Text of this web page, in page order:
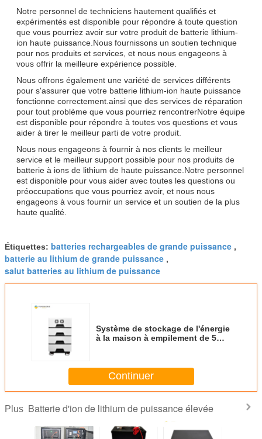
Notre personnel de techniciens hautement qualifiés et
expérimentés est disponible pour répondre à toute question
que vous pourriez avoir sur votre produit de batterie lithium-
ion haute puissance.Nous fournissons un soutien technique
pour nos produits et services, et nous nous engageons à
vous offrir la meilleure expérience possible.
Nous offrons également une variété de services différents
pour s'assurer que votre batterie lithium-ion haute puissance
fonctionne correctement.ainsi que des services de réparation
pour tout problème que vous pourriez rencontrerNotre équipe
est disponible pour répondre à toutes vos questions et vous
aider à tirer le meilleur parti de votre produit.
Nous nous engageons à fournir à nos clients le meilleur
service et le meilleur support possible pour nos produits de
batterie à ions de lithium de haute puissance.Notre personnel
est disponible pour vous aider avec toutes les questions ou
préoccupations que vous pourriez avoir, et nous nous
engageons à vous fournir un service et un soutien de la plus
haute qualité.
Étiquettes: batteries rechargeables de grande puissance ,
batterie au lithium de grande puissance ,
salut batteries au lithium de puissance
Système de stockage de l'énergie
à la maison à empilement de 5
Continuer
Plus Batterie d'ion de lithium de puissance élevée